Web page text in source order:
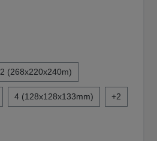
2 (268x220x240m)
4 (128x128x133mm) +2